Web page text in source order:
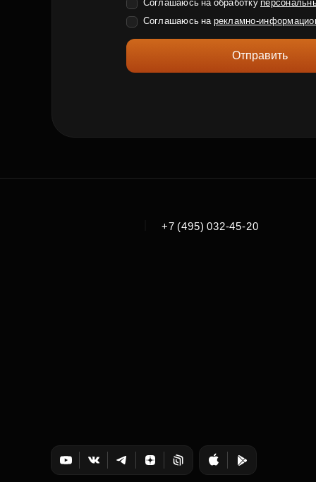
Соглашаюсь на обработку
Соглашаюсь на рекламно-
Отправить
+7 (495) 032-45-20